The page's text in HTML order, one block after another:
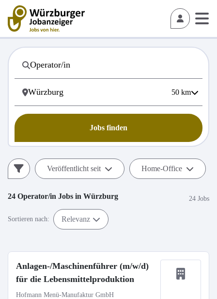
50 km
Jobs finden
Veröffentlicht seit Home-Office
24 Operator/in Jobs in Würzburg 24 Jobs
Sortieren nach: Relevanz
Anlagen-/Maschinenführer (m/w/d)
für die Lebensmittelproduktion
Hofmann Menü-Manufaktur GmbH